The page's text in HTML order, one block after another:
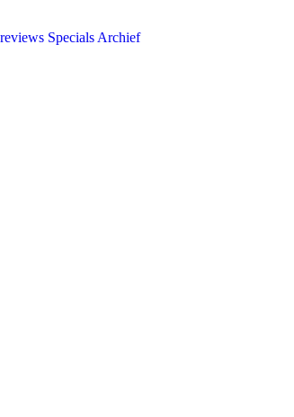
Specials Archief